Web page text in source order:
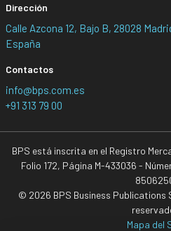
Dirección
Calle Azcona 12, Bajo B, 28028
España
Contactos
info@bps.com.es
+91 313 79 00
BPS está inscrita en el Registro
Folio 172, Página M-433036 -
© 2026 BPS Business Publications
Mapa del